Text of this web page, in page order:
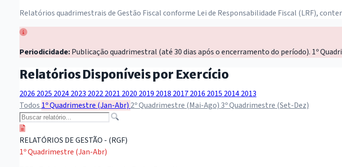
Relatórios quadrimestrais de Gestão Fiscal conforme Lei de Responsabilidade Fiscal (LRF),
Periodicidade:Publicação quadrimestral (até 30 dias após o encerramento do período). 1º
Relatórios Disponíveis por Exercício
2026 2025 20242023 20222021 2020 2019 2018 20172016 2015 20142013
Todos 1º Quadrimestre (Jan-Abr) 2º Quadrimestre (Mai-Ago)3º Quadrimestre (Set-Dez)
RELATÓRIOS DE GESTÃO - (RGF)
1º Quadrimestre (Jan-Abr)